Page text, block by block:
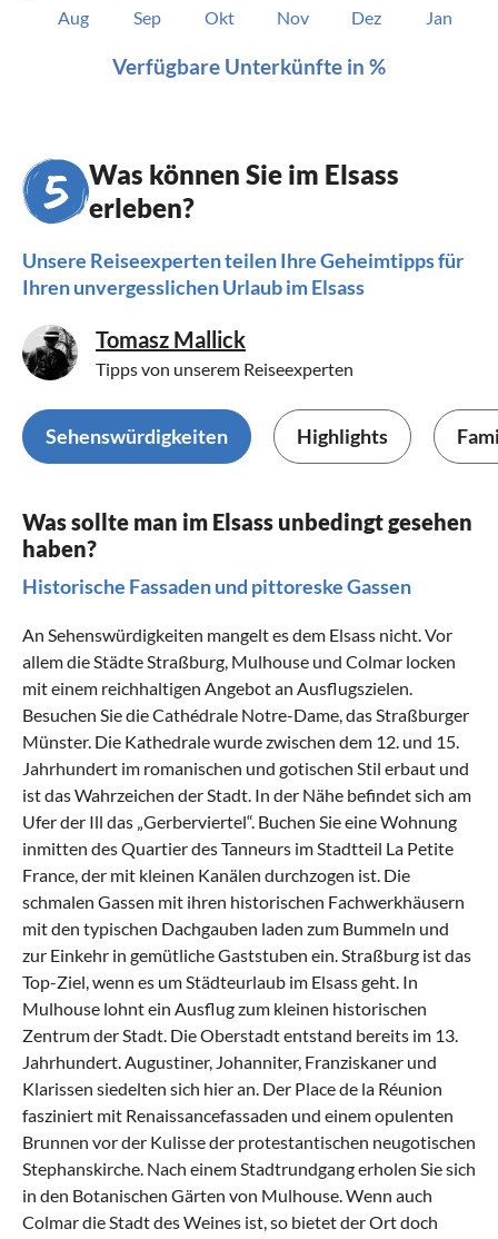
Aug Sep Okt Nov Dez Jan
Verfügbare Unterkünfte in %
Was können Sie im Elsass
erleben?
Unsere Reiseexperten teilen Ihre Geheimtipps für
Ihren unvergesslichen Urlaub im Elsass
Tipps von unserem Reiseexperten
Tomasz Mallick
Sehenswürdigkeiten Highlights
Was sollte man im Elsass unbedingt gesehen
haben?
Historische Fassaden und pittoreske Gassen
An Sehenswürdigkeiten mangelt es dem Elsass nicht. Vor
allem die Städte Straßburg, Mulhouse und Colmar locken
mit einem reichhaltigen Angebot an Ausflugszielen.
Besuchen Sie die Cathédrale Notre-Dame, das Straßburger
Münster. Die Kathedrale wurde zwischen dem 12. und 15.
Jahrhundert im romanischen und gotischen Stil erbaut und
ist das Wahrzeichen der Stadt. In der Nähe befindet sich am
Ufer der Ill das „Gerberviertel“. Buchen Sie eine Wohnung
inmitten des Quartier des Tanneurs im Stadtteil La Petite
France, der mit kleinen Kanälen durchzogen ist. Die
schmalen Gassen mit ihren historischen Fachwerkhäusern
mit den typischen Dachgauben laden zum Bummeln und
zur Einkehr in gemütliche Gaststuben ein. Straßburg ist das
Top-Ziel, wenn es um Städteurlaub im Elsass geht. In
Mulhouse lohnt ein Ausflug zum kleinen historischen
Zentrum der Stadt. Die Oberstadt entstand bereits im 13.
Jahrhundert. Augustiner, Johanniter, Franziskaner und
Klarissen siedelten sich hier an. Der Place de la Réunion
fasziniert mit Renaissancefassaden und einem opulenten
Brunnen vor der Kulisse der protestantischen neugotischen
Stephanskirche. Nach einem Stadtrundgang erholen Sie sich
in den Botanischen Gärten von Mulhouse. Wenn auch
Colmar die Stadt des Weines ist, so bietet der Ort doch